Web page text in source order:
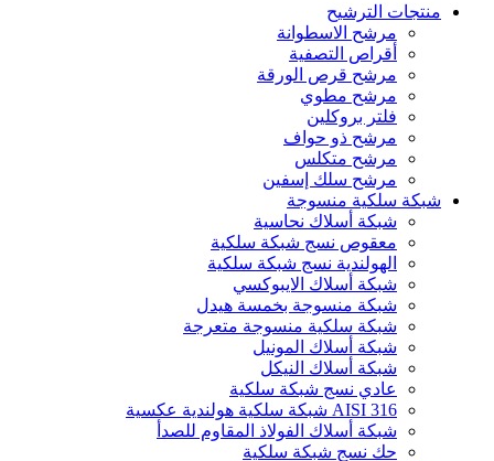
منتجات الترشيح
مرشح الاسطوانة
أقراص التصفية
مرشح قرص الورقة
مرشح مطوي
فلتر بروكلين
مرشح ذو حواف
مرشح متكلس
مرشح سلك إسفين
شبكة سلكية منسوجة
شبكة أسلاك نحاسية
معقوص نسج شبكة سلكية
الهولندية نسج شبكة سلكية
شبكة أسلاك الايبوكسي
شبكة منسوجة بخمسة هيدل
شبكة سلكية منسوجة متعرجة
شبكة أسلاك المونيل
شبكة أسلاك النيكل
عادي نسج شبكة سلكية
AISI 316 شبكة سلكية هولندية عكسية
شبكة أسلاك الفولاذ المقاوم للصدأ
حك نسج شبكة سلكية